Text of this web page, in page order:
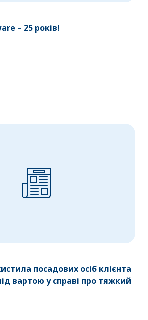
– 25 років!
посадових осіб клієнта
вартою у справі про тяжкий